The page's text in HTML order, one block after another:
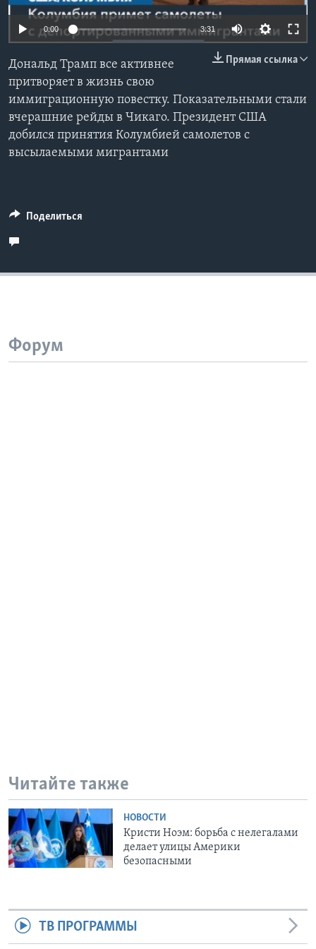
Learning English
СОЦИАЛЬНЫЕ СЕТИ
Языки
Auto
720p
0:00 3:31
480p
Прямая ссылка
Дональд Трамп все активнее
притворяет в жизнь свою
иммиграционную повестку. Показательными стали
вчерашние рейды в Чикаго. Президент США
добился принятия Колумбией самолетов с
высылаемыми мигрантами
Поделиться
Форум
Читайте также
НОВОСТИ
Кристи Ноэм: борьба с нелегалами
делает улицы Америки
безопасными
ТВ ПРОГРАММЫ